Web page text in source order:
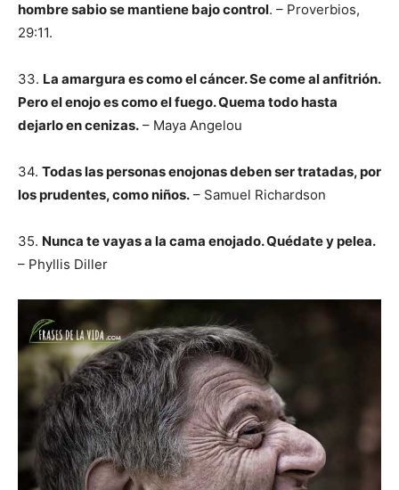
hombre sabio se mantiene bajo control. – Proverbios,
29:11.
33. La amargura es como el cáncer. Se come al anfitrión.
Pero el enojo es como el fuego. Quema todo hasta
dejarlo en cenizas. – Maya Angelou
34. Todas las personas enojonas deben ser tratadas, por
los prudentes, como niños. – Samuel Richardson
35. Nunca te vayas a la cama enojado. Quédate y pelea.
– Phyllis Diller